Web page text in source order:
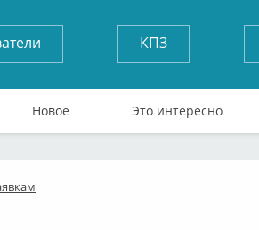
КПЗ
Новое Это интересно